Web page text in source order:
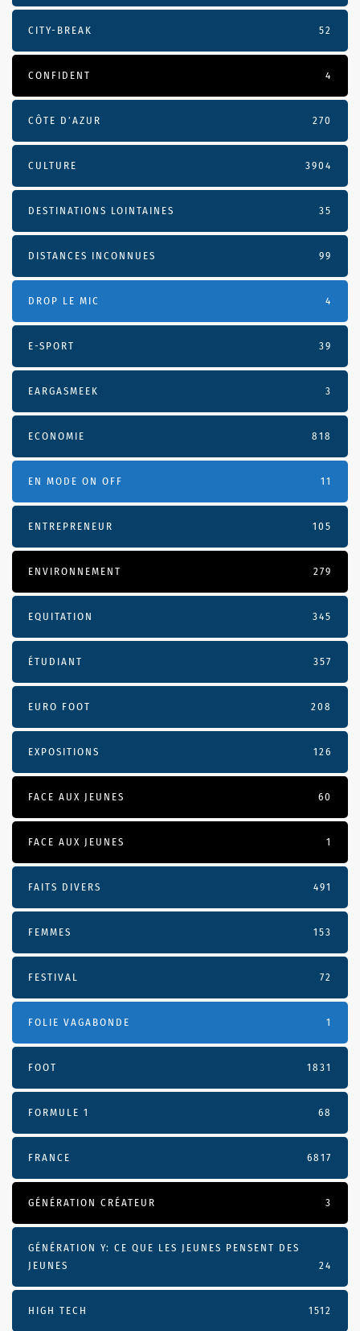
CITY-BREAK 52
CONFIDENT 4
CÔTE D’AZUR 270
CULTURE 3904
DESTINATIONS LOINTAINES 35
DISTANCES INCONNUES 99
DROP LE MIC 4
E-SPORT 39
EARGASMEEK 3
ECONOMIE 818
EN MODE ON OFF 11
ENTREPRENEUR 105
ENVIRONNEMENT 279
EQUITATION 345
ÉTUDIANT 357
EURO FOOT 208
EXPOSITIONS 126
FACE AUX JEUNES 60
FACE AUX JEUNES 1
FAITS DIVERS 491
FEMMES 153
FESTIVAL 72
FOLIE VAGABONDE 1
FOOT 1831
FORMULE 1 68
FRANCE 6817
GÉNÉRATION CRÉATEUR 3
GÉNÉRATION Y: CE QUE LES JEUNES PENSENT DES
JEUNES
24
HIGH TECH 1512